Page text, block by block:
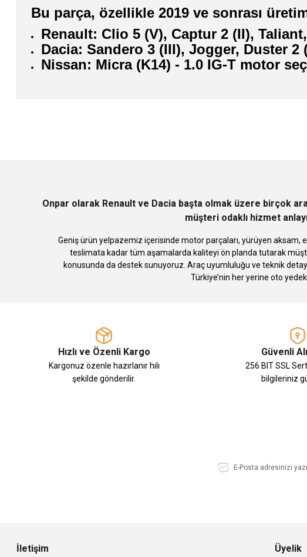
Bu parça, özellikle 2019 ve sonrası
Renault: Clio 5 (V), Captur 2 (II),
Dacia: Sandero 3 (III), Jogger, Duster 2
Nissan: Micra (K14) - 1.0 IG-T motor
Onpar olarak Renault ve Dacia başta olmak üzere birçok
müşteri odaklı hizmet
Geniş ürün yelpazemiz içerisinde motor parçaları, yürüyen aksam,
teslimata kadar tüm aşamalarda kaliteyi ön planda tutarak
konusunda da destek sunuyoruz. Araç uyumluluğu ve teknik
Türkiye’nin her yerine oto
Hızlı ve Özenli Kargo
Kargonuz özenle hazırlanır hılı
şekilde gönderilir.
Güvenli
256 BIT SSL
bilgileriniz
İletişim Üyelik